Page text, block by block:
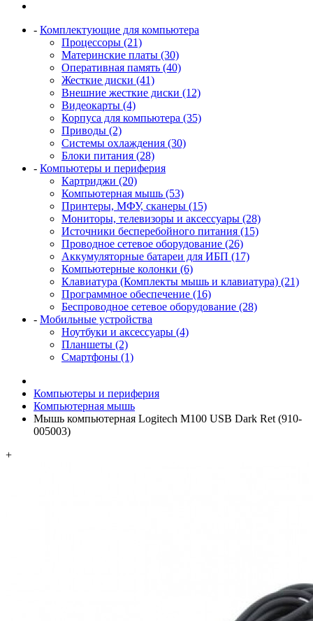
- Комплектующие для компьютера
Процессоры (21)
Материнские платы (30)
Оперативная память (40)
Жесткие диски (41)
Внешние жесткие диски (12)
Видеокарты (4)
Корпуса для компьютера (35)
Приводы (2)
Системы охлаждения (30)
Блоки питания (28)
- Компьютеры и периферия
Картриджи (20)
Компьютерная мышь (53)
Принтеры, МФУ, сканеры (15)
Мониторы, телевизоры и аксессуары (28)
Источники бесперебойного питания (15)
Проводное сетевое оборудование (26)
Аккумуляторные батареи для ИБП (17)
Компьютерные колонки (6)
Клавиатура (Комплекты мышь и клавиатура) (21)
Программное обеспечение (16)
Беспроводное сетевое оборудование (28)
- Мобильные устройства
Ноутбуки и аксессуары (4)
Планшеты (2)
Смартфоны (1)
Компьютеры и периферия
Компьютерная мышь
Мышь компьютерная Logitech M100 USB Dark Ret (910-
005003)
+